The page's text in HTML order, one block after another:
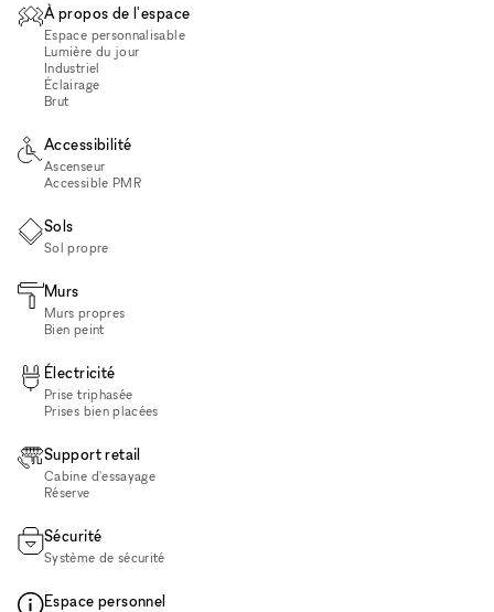
À propos de l'espace
Espace personnalisable
Lumière du jour
Industriel
Éclairage
Brut
Accessibilité
Ascenseur
Accessible PMR
Sols
Sol propre
Murs
Murs propres
Bien peint
Électricité
Prise triphasée
Prises bien placées
Support retail
Cabine d'essayage
Réserve
Sécurité
Système de sécurité
Espace personnel